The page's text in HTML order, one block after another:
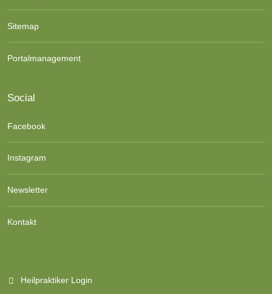
Sitemap
Portalmanagement
Social
Facebook
Instagram
Newsletter
Kontakt
Heilpraktiker Login